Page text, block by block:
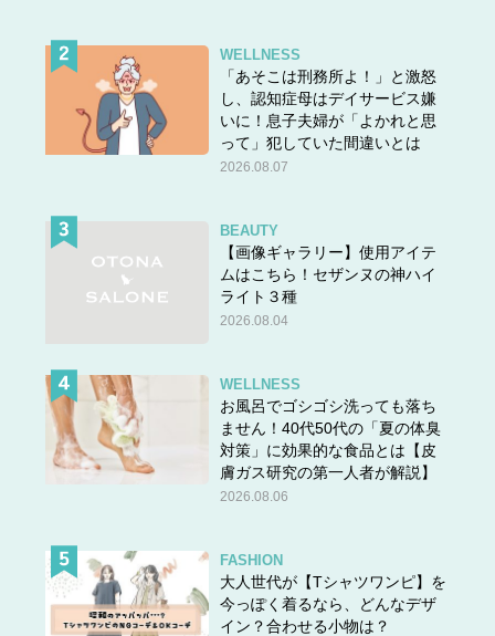
WELLNESS
「あそこは刑務所よ！」と激怒
し、認知症母はデイサービス嫌
いに！息子夫婦が「よかれと思
って」犯していた間違いとは
2026.08.07
BEAUTY
【画像ギャラリー】使用アイテ
ムはこちら！セザンヌの神ハイ
ライト３種
2026.08.04
WELLNESS
お風呂でゴシゴシ洗っても落ち
ません！40代50代の「夏の体臭
対策」に効果的な食品とは【皮
膚ガス研究の第一人者が解説】
2026.08.06
FASHION
大人世代が【Tシャツワンピ】を
今っぽく着るなら、どんなデザ
イン？合わせる小物は？